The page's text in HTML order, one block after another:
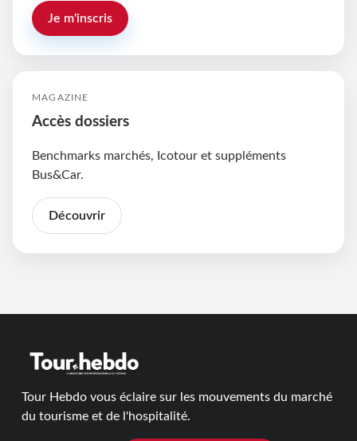
Je m'inscris
MAGAZINE
Accès dossiers
Benchmarks marchés, Icotour et suppléments
Bus&Car.
Découvrir
Tour Hebdo vous éclaire sur les mouvements du marché
du tourisme et de l'hospitalité.